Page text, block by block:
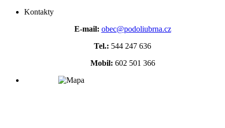
Kontakty
E-mail: obec@podoliubrna.cz
Tel.: 544 247 636
Mobil: 602 501 366